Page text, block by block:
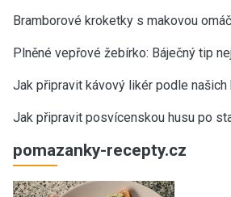
Bramborové kroketky s makovou
Plněné vepřové žebírko: Báječný tip
Jak připravit kávový likér podle
Jak připravit posvícenskou husu po
pomazanky-recepty.cz